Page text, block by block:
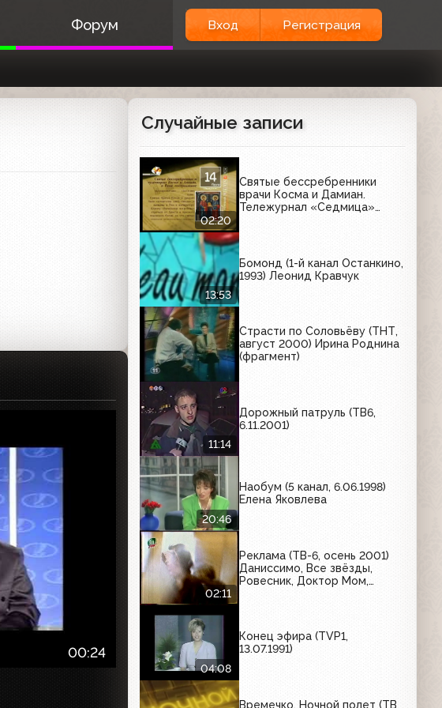
Форум Вход Регистрация
00:24
Случайные записи
02:20
Святые бессребренники
врачи Косма и Дамиан.
Тележурнал «Седмица»
13:53
Бомонд (1-й канал Останкино,
1993) Леонид Кравчук
Страсти по Соловьёву (ТНТ,
август 2000) Ирина Роднина
(фрагмент)
11:14
Дорожный патруль (ТВ6,
6.11.2001)
20:46
Наобум (5 канал, 6.06.1998)
Елена Яковлева
02:11
Реклама (ТВ-6, осень 2001)
Даниссимо, Все звёзды,
Ровесник, Доктор Мом,
04:08
Конец эфира (TVP1,
13.07.1991)
Времечко. Ночной полет (ТВ